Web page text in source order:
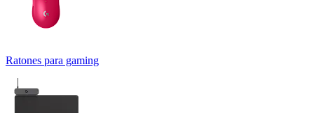
Ratones para gaming